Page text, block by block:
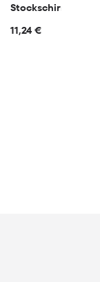
Stockschirm
11,24 €